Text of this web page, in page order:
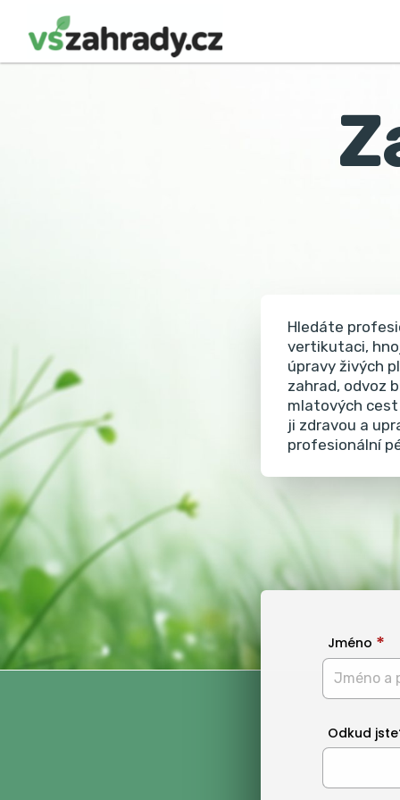
Hledáte
vertikutaci,
úpravy živých
zahrad, odvoz
mlatových cest
ji zdravou a
profesionální
Jméno
Odkud